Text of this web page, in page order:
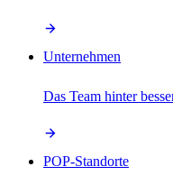
Unternehmen
Das Team hinter
POP-Standorte